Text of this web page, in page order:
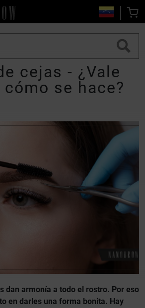
cejas - ¿Vale
se hace?
dan armonía a todo el rostro. Por eso
en darles una forma bonita. Hay